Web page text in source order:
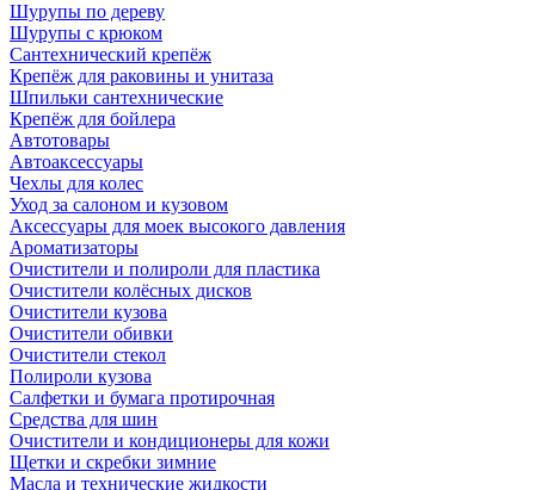
Шурупы по дереву
Шурупы с крюком
Сантехнический крепёж
Крепёж для раковины и унитаза
Шпильки сантехнические
Крепёж для бойлера
Автотовары
Автоаксессуары
Чехлы для колес
Уход за салоном и кузовом
Аксессуары для моек высокого давления
Ароматизаторы
Очистители и полироли для пластика
Очистители колёсных дисков
Очистители кузова
Очистители обивки
Очистители стекол
Полироли кузова
Салфетки и бумага протирочная
Средства для шин
Очистители и кондиционеры для кожи
Щетки и скребки зимние
Масла и технические жидкости